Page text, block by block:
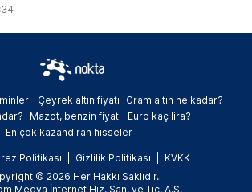
resmi olarak af
Çeyrek altın fiyatı
Gram altın ne kadar?
Mazot, benzin fiyatı
Euro kaç lira?
En çok kazandıran hisseler
Politikası Gizlilik Politikası
KVKK
© 2026 Her Hakkı Saklıdır.
Medya İnternet Hiz. San. ve Tic. A.Ş.